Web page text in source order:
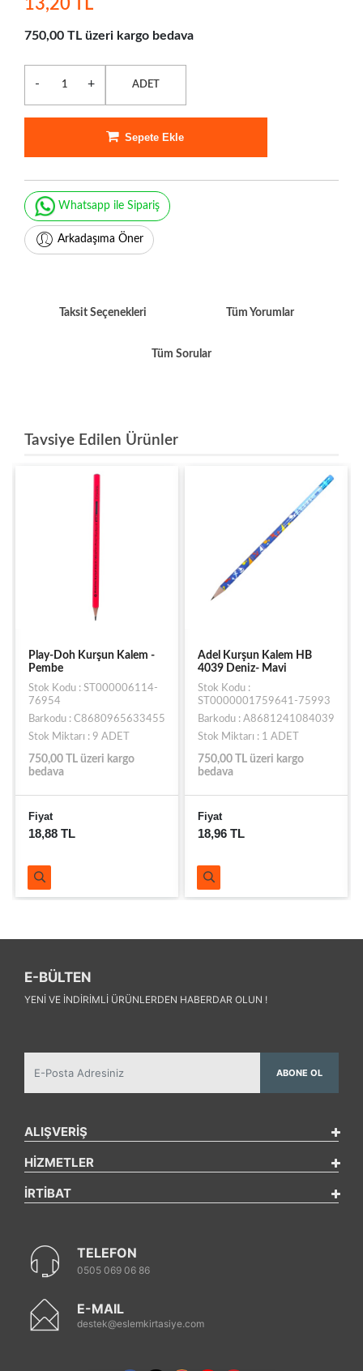
13,20 TL
750,00 TL üzeri kargo bedava
- + ADET
Sepete Ekle
Whatsapp ile Sipariş
Arkadaşıma Öner
Taksit Seçenekleri Tüm Yorumlar
Tüm Sorular
Tavsiye Edilen Ürünler
Play-Doh Kurşun Kalem -
Pembe
Stok Kodu : ST000006114-
76954
Barkodu : C8680965633455
Stok Miktarı : 9 ADET
750,00 TL üzeri kargo
bedava
Fiyat
18,88 TL
Adel Kurşun Kalem HB
4039 Deniz- Mavi
Stok Kodu :
ST0000001759641-75993
Barkodu : A8681241084039
Stok Miktarı : 1 ADET
750,00 TL üzeri kargo
bedava
Fiyat
18,96 TL
E-BÜLTEN
YENI VE INDIRIMLI ÜRÜNLERDEN HABERDAR OLUN !
ABONE OL
ALIŞVERİŞ
HİZMETLER
İRTİBAT
TELEFON
0505 069 06 86
E-MAIL
destek@eslemkirtasiye.com